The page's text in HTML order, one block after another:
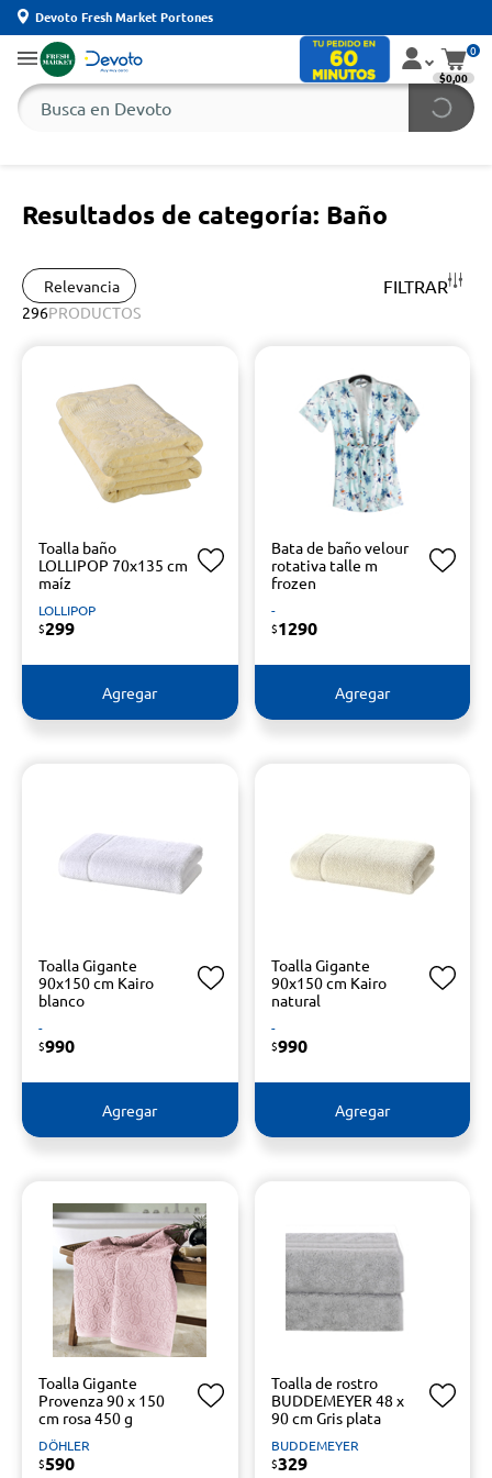
Devoto Fresh Market Portones
0
$0,00
Resultados de categoría: Baño
Relevancia FILTRAR
296PRODUCTOS
Toalla baño
LOLLIPOP 70x135 cm
maíz
LOLLIPOP
$299
Agregar
Bata de baño velour
rotativa talle m
frozen
-
$1290
Agregar
Toalla Gigante
90x150 cm Kairo
blanco
-
$990
Agregar
Toalla Gigante
90x150 cm Kairo
natural
-
$990
Agregar
Toalla Gigante
Provenza 90 x 150
cm rosa 450 g
DÖHLER
$590
Toalla de rostro
BUDDEMEYER 48 x
90 cm Gris plata
BUDDEMEYER
$329